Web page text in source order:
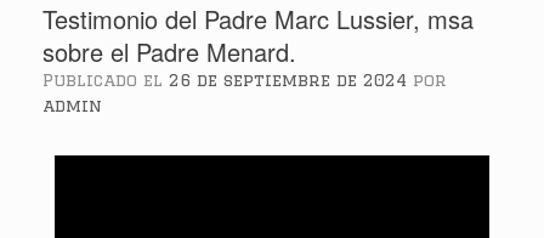
Testimonio del Padre Marc Lussier, msa
sobre el Padre Menard.
Publicado el 26 de septiembre de 2024 por
admin